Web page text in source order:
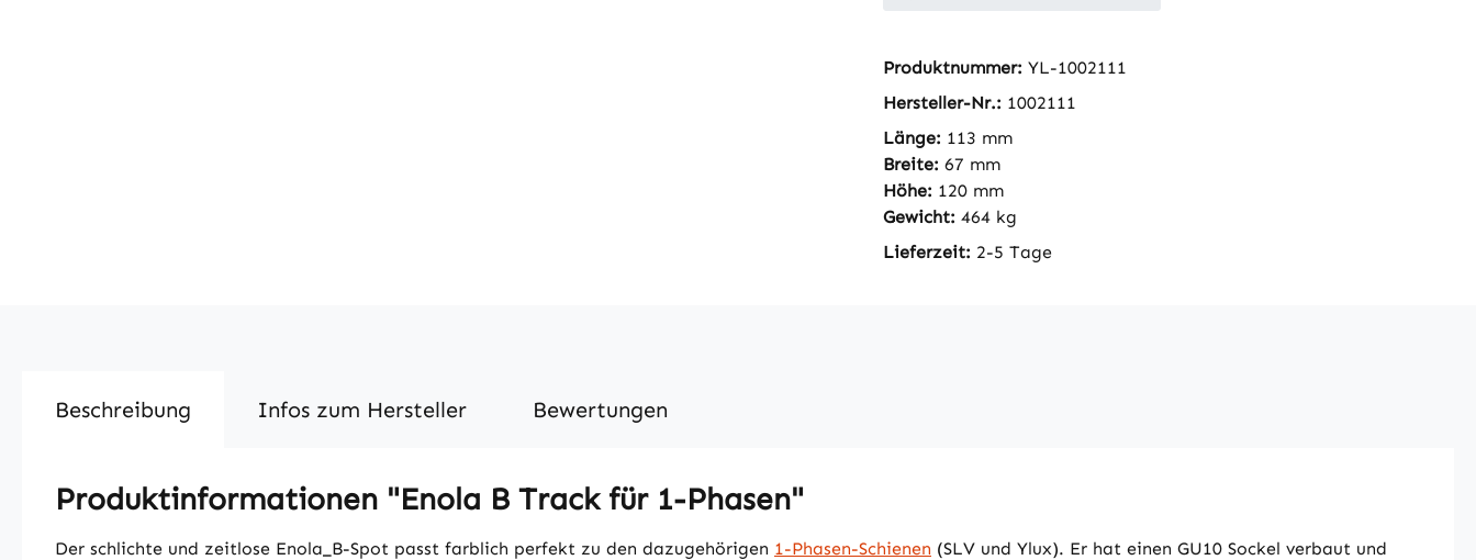
Produktnummer: YL-1002111
Hersteller-Nr.: 1002111
Länge: 113 mm
Breite: 67 mm
Höhe: 120 mm
Gewicht: 464 kg
Lieferzeit: 2-5 Tage
Beschreibung Infos zum Hersteller Bewertungen
Produktinformationen "Enola B Track für 1-Phasen"
Der schlichte und zeitlose Enola_B-Spot passt farblich perfekt zu den dazugehörigen 1-Phasen-Schienen (SLV und Ylux). Er hat einen GU10 Sockel verbaut und